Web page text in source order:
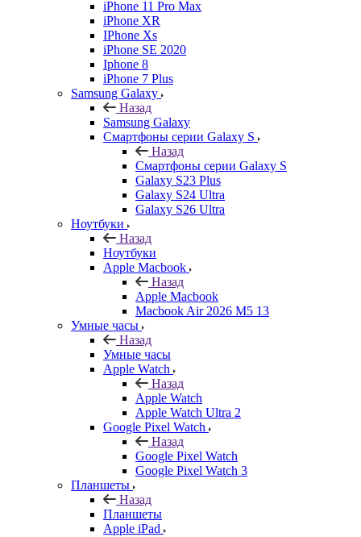
iPhone 11 Pro Max
iPhone XR
IPhone Xs
iPhone SE 2020
Iphone 8
iPhone 7 Plus
Samsung Galaxy
Назад
Samsung Galaxy
Смартфоны серии Galaxy S
Назад
Смартфоны серии Galaxy S
Galaxy S23 Plus
Galaxy S24 Ultra
Galaxy S26 Ultra
Ноутбуки
Назад
Ноутбуки
Apple Macbook
Назад
Apple Macbook
Macbook Air 2026 M5 13
Умные часы
Назад
Умные часы
Apple Watch
Назад
Apple Watch
Apple Watch Ultra 2
Google Pixel Watch
Назад
Google Pixel Watch
Google Pixel Watch 3
Планшеты
Назад
Планшеты
Apple iPad